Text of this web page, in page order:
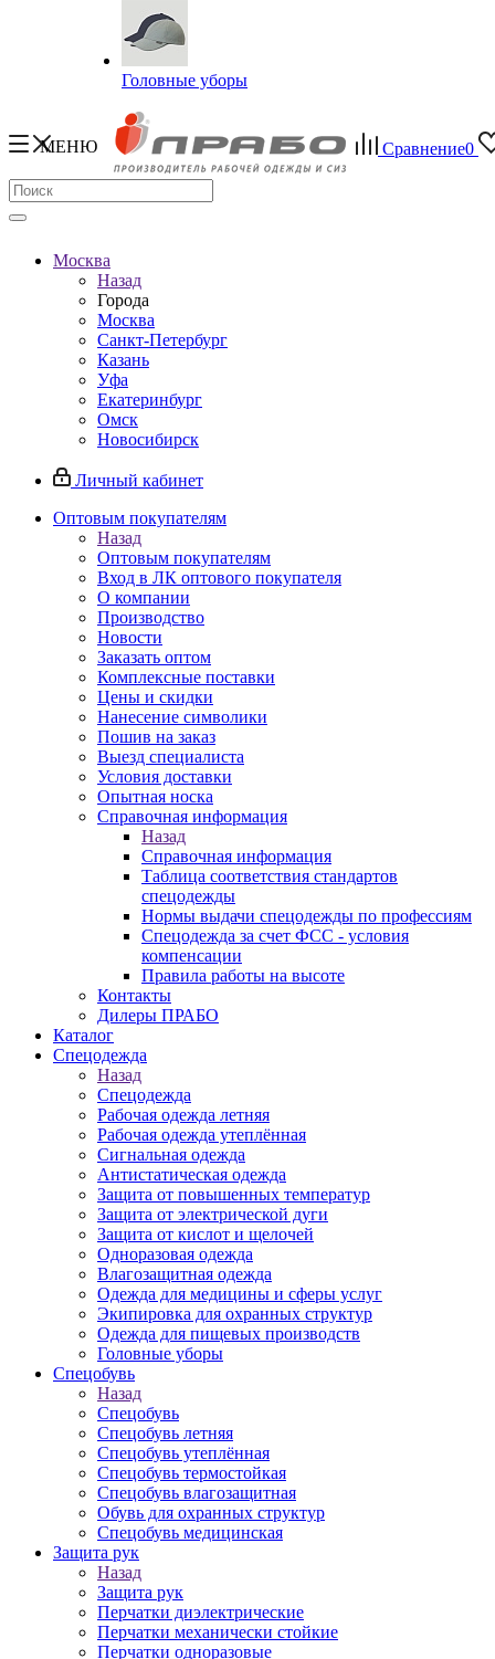
Головные уборы
МЕНЮ Сравнение0
Москва
Назад
Города
Москва
Санкт-Петербург
Казань
Уфа
Екатеринбург
Омск
Новосибирск
Личный кабинет
Оптовым покупателям
Назад
Оптовым покупателям
Вход в ЛК оптового покупателя
О компании
Производство
Новости
Заказать оптом
Комплексные поставки
Цены и скидки
Нанесение символики
Пошив на заказ
Выезд специалиста
Условия доставки
Опытная носка
Справочная информация
Назад
Справочная информация
Таблица соответствия стандартов
спецодежды
Нормы выдачи спецодежды по профессиям
Спецодежда за счет ФСС - условия
компенсации
Правила работы на высоте
Контакты
Дилеры ПРАБО
Каталог
Спецодежда
Назад
Спецодежда
Рабочая одежда летняя
Рабочая одежда утеплённая
Сигнальная одежда
Антистатическая одежда
Защита от повышенных температур
Защита от электрической дуги
Защита от кислот и щелочей
Одноразовая одежда
Влагозащитная одежда
Одежда для медицины и сферы услуг
Экипировка для охранных структур
Одежда для пищевых производств
Головные уборы
Спецобувь
Назад
Спецобувь
Спецобувь летняя
Спецобувь утеплённая
Спецобувь термостойкая
Спецобувь влагозащитная
Обувь для охранных структур
Спецобувь медицинская
Защита рук
Назад
Защита рук
Перчатки диэлектрические
Перчатки механически стойкие
Перчатки одноразовые